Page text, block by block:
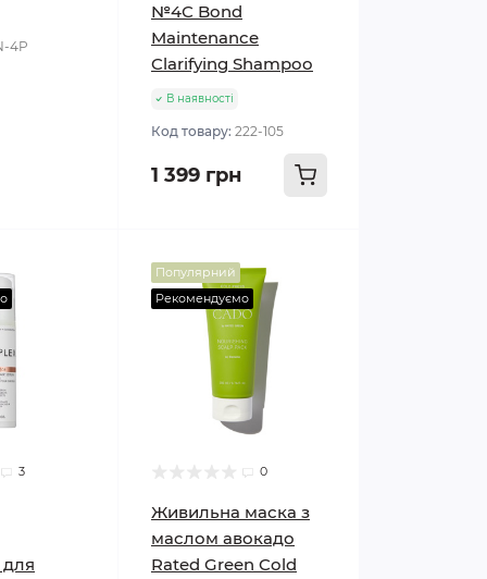
4P
№4С Bond
Maintenance
Clarifying Shampoo
В наявності
Код товару: 222-105
1 399 грн
3
для
Популярний
Рекомендуємо
0
Живильна маска з
маслом авокадо
Rated Green Cold